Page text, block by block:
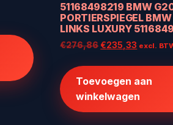
51168498219 BMW
PORTIERSPIEGEL
LINKS LUXURY
€276,86Oorspronkelijke
€276,86.
€235,33 Huidige
€235,33.
excl.
Toevoegen aan
winkelwagen